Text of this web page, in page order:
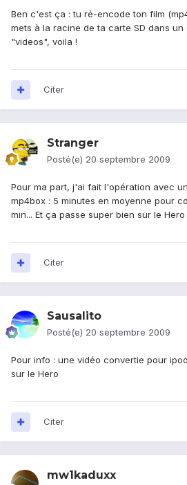
Ben c'est ça : tu ré-encode ton film
mets à la racine de ta carte SD dans un
"videos", voila !
Citer
Stranger
Posté(e) 20 septembre 2009
Pour ma part, j'ai fait l'opération avec
mp4box : 5 minutes en moyenne pour
min... Et ça passe super bien sur le Hero
Citer
Sausalito
Posté(e) 20 septembre 2009
Pour info : une vidéo convertie pour
sur le Hero
Citer
mw1kaduxx